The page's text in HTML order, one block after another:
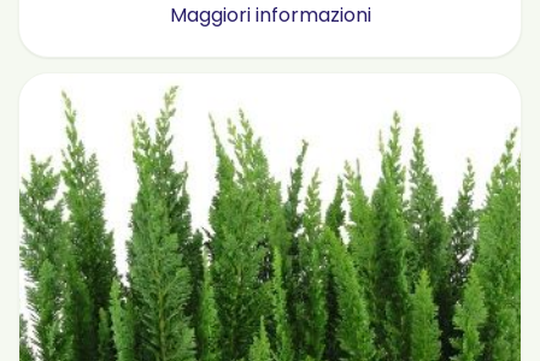
Maggiori informazioni